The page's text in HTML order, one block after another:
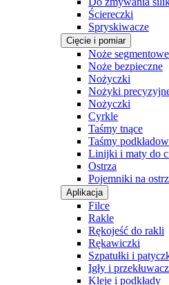
Ściereczki
Spryskiwacze
Cięcie i pomiar
Noże
Noże bezpieczne
Nożyczki
Nożyki
Nożyczki
Cyrkle
Taśmy tnące
Taśmy
Linijki i maty do
Ostrza
Pojemniki na
Aplikacja
Filce
Rakle
Rękojeść do rakli
Rękawiczki
Szpatułki i
Igły i
Kleje i podkłady